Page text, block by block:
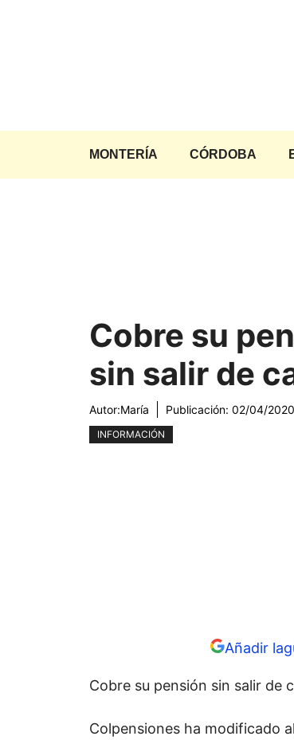
MONTERÍA CÓRDOBA
Cobre su
sin salir de
Autor:María Publicación: 02/04/2020
INFORMACIÓN
Añadir
Cobre su pensión sin salir de
Colpensiones ha modificado